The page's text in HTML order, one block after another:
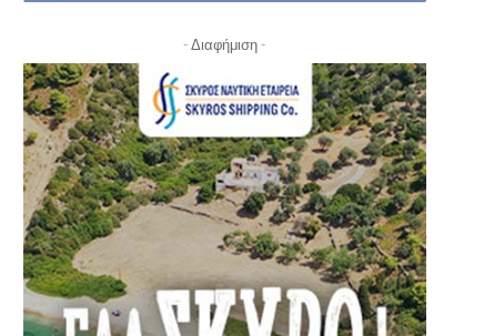
- Διαφήμιση -